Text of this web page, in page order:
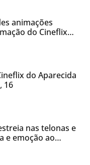
animações
do Cineflix
do Aparecida
16
nas telonas e
e emoção ao